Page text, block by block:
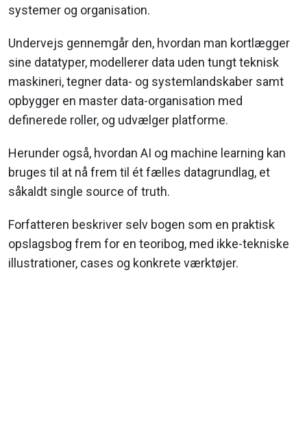
systemer og organisation.
Undervejs gennemgår den, hvordan man kortlægger
sine datatyper, modellerer data uden tungt teknisk
maskineri, tegner data- og systemlandskaber samt
opbygger en master data-organisation med
definerede roller, og udvælger platforme.
Herunder også, hvordan AI og machine learning kan
bruges til at nå frem til ét fælles datagrundlag, et
såkaldt single source of truth.
Forfatteren beskriver selv bogen som en praktisk
opslagsbog frem for en teoribog, med ikke-tekniske
illustrationer, cases og konkrete værktøjer.